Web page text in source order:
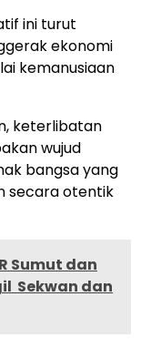
ini turut
ekonomi
kemanusiaan
keterlibatan
wujud
bangsa yang
secara otentik
Sumut dan
Sekwan dan